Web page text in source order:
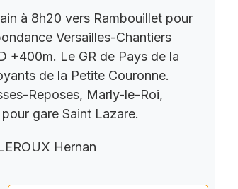
à 8h20 vers Rambouillet pour
Versailles-Chantiers
+400m. Le GR de Pays de la
de la Petite Couronne.
Reposes, Marly-le-Roi,
gare Saint Lazare.
Hernan